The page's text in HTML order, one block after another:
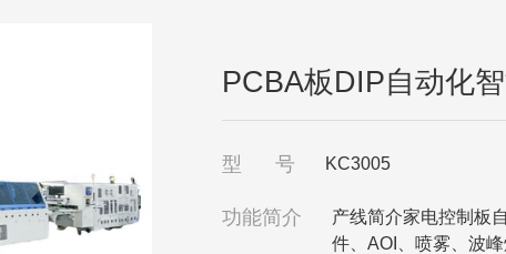
PCBA板DIP自动化
型 号 KC3005
功能简介
产线简介家电控制板
件、AOI、喷雾、波